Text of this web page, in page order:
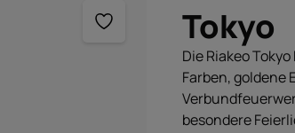
Tokyo
Die Riakeo
Farben, goldene
besondere